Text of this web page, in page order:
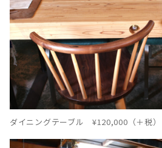
ダイニングテーブル ¥120,000（＋税）